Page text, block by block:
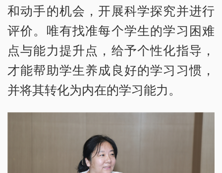
和动手的机会，开展科学探究并进行
评价。唯有找准每个学生的学习困难
点与能力提升点，给予个性化指导，
才能帮助学生养成良好的学习习惯，
并将其转化为内在的学习能力。